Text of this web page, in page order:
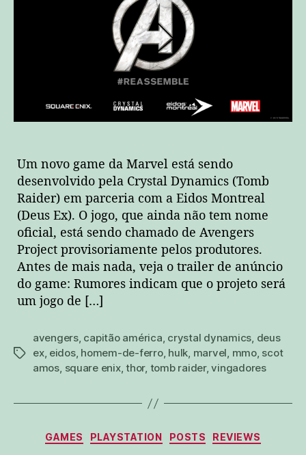
Um novo game da Marvel está sendo
desenvolvido pela Crystal Dynamics (Tomb
Raider) em parceria com a Eidos Montreal
(Deus Ex). O jogo, que ainda não tem nome
oficial, está sendo chamado de Avengers
Project provisoriamente pelos produtores.
Antes de mais nada, veja o trailer de anúncio
do game: Rumores indicam que o projeto será
um jogo de […]
tags
avengers, capitão américa, crystal dynamics, deus
ex, eidos, homem-de-ferro, hulk, marvel, mmo, scot
amos, square enix,thor, tomb raider,vingadores
Categorias
GAMES PLAYSTATION POSTS REVIEWS